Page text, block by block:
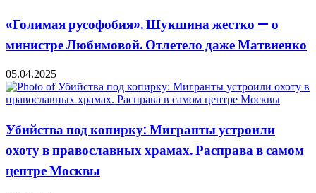
«Голимая русофобия». Шукшина жестко — о
министре Любимовой. Отлетело даже Матвиенко
05.04.2025
Убийства под копирку: Мигранты устроили
охоту в православных храмах. Расправа в самом
центре Москвы